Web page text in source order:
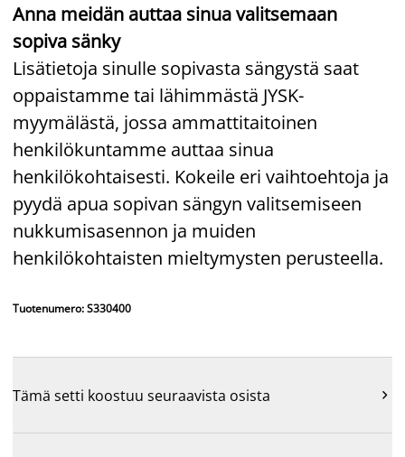
Anna meidän auttaa sinua valitsemaan
sopiva sänky
Lisätietoja sinulle sopivasta sängystä saat
oppaistamme tai lähimmästä JYSK-
myymälästä, jossa ammattitaitoinen
henkilökuntamme auttaa sinua
henkilökohtaisesti. Kokeile eri vaihtoehtoja ja
pyydä apua sopivan sängyn valitsemiseen
nukkumisasennon ja muiden
henkilökohtaisten mieltymysten perusteella.
Tuotenumero: S330400
Tämä setti koostuu seuraavista osista 